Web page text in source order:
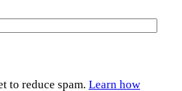
to reduce spam. Learn how